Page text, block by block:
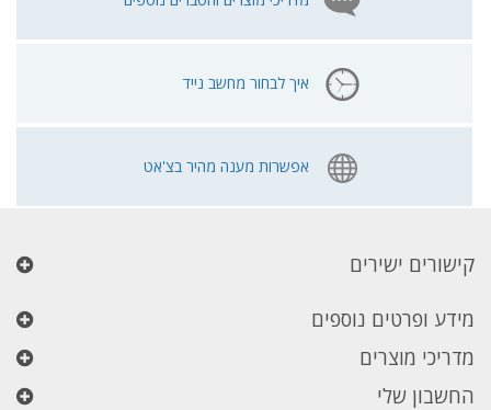
איך לבחור מחשב נייד
אפשרות מענה מהיר בצ'אט
קישורים ישירים
מידע ופרטים נוספים
מדריכי מוצרים
החשבון שלי